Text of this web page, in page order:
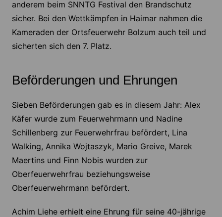
anderem beim SNNTG Festival den Brandschutz
sicher. Bei den Wettkämpfen in Haimar nahmen die
Kameraden der Ortsfeuerwehr Bolzum auch teil und
sicherten sich den 7. Platz.
Beförderungen und Ehrungen
Sieben Beförderungen gab es in diesem Jahr: Alex
Käfer wurde zum Feuerwehrmann und Nadine
Schillenberg zur Feuerwehrfrau befördert, Lina
Walking, Annika Wojtaszyk, Mario Greive, Marek
Maertins und Finn Nobis wurden zur
Oberfeuerwehrfrau beziehungsweise
Oberfeuerwehrmann befördert.
Achim Liehe erhielt eine Ehrung für seine 40-jährige